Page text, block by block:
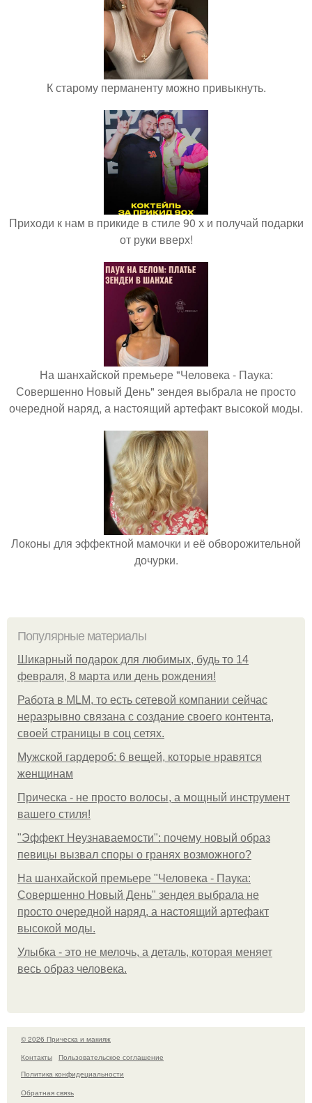
К старому перманенту можно привыкнуть.
Приходи к нам в прикиде в стиле 90 х и получай подарки
от руки вверх!
На шанхайской премьере "Человека - Паука:
Совершенно Новый День" зендея выбрала не просто
очередной наряд, а настоящий артефакт высокой моды.
Локоны для эффектной мамочки и её обворожительной
дочурки.
Популярные материалы
Шикарный подарок для любимых, будь то 14
февраля, 8 марта или день рождения!
Работа в MLM, то есть сетевой компании сейчас
неразрывно связана с создание своего контента,
своей страницы в соц сетях.
Мужской гардероб: 6 вещей, которые нравятся
женщинам
Прическа - не просто волосы, а мощный инструмент
вашего стиля!
"Эффект Неузнаваемости": почему новый образ
певицы вызвал споры о гранях возможного?
На шанхайской премьере "Человека - Паука:
Совершенно Новый День" зендея выбрала не
просто очередной наряд, а настоящий артефакт
высокой моды.
Улыбка - это не мелочь, а деталь, которая меняет
весь образ человека.
© 2026 Прическа и макияж
Контакты
Пользовательское соглашение
Политика конфидециальности
Обратная связь